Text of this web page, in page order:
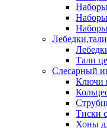
Лебедки,тали
Тали
Слесарный
Ключи
Тиски
Хоны